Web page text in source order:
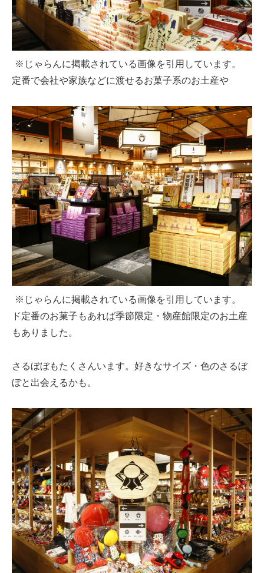
※じゃらんに掲載されている画像を引用しています。
定番で会社や家族などに渡せるお菓子系のお土産や
※じゃらんに掲載されている画像を引用しています。
ド定番のお菓子もあれば季節限定・物産館限定のお土産
もありました。
さるぼぼもたくさんいます。好きなサイズ・色のさるぼ
ぼと出会えるかも。